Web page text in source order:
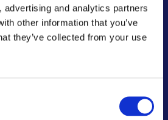
advertising and analytics partners
other information that you’ve
they’ve collected from your use